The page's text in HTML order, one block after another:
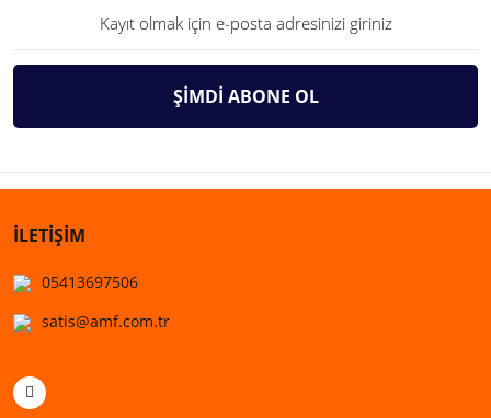
ŞİMDİ ABONE OL
İLETİŞİM
05413697506
satis@amf.com.tr